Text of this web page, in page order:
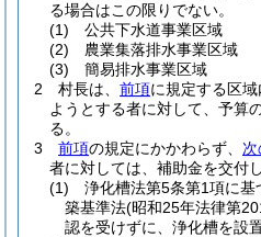
る場合はこの限りでない。
(1)
公共下水道事業区域
(2)
農業集落排水事業区域
(3)
簡易排水事業区域
2
村長は、 前項に規定する区
ようとする者に対して、予算
る。
3
前項の規定にかかわらず、
者に対しては、補助金を交付し
(1)
浄化槽法第5条第1項に
築基準法(昭和25年法律第
認を受けずに、浄化槽を設